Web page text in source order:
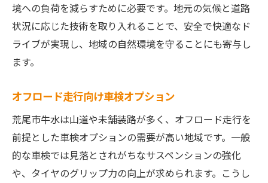
境への負荷を減らすために必要です。地元の気候と道路
状況に応じた技術を取り入れることで、安全で快適なド
ライブが実現し、地域の自然環境を守ることにも寄与し
ます。
オフロード走行向け車検オプション
荒尾市牛水は山道や未舗装路が多く、オフロード走行を
前提とした車検オプションの需要が高い地域です。一般
的な車検では見落とされがちなサスペンションの強化
や、タイヤのグリップ力の向上が求められます。こうし